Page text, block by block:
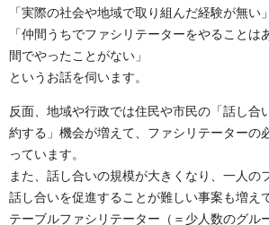
「実際の社会や地域で取り組んだ経験が無い」
「仲間うちでファシリテーターをやることは
間でやったことがない」
というお話を伺います。
反面、地域や行政では住民や市民の「話し合
約する」機会が増えて、ファシリテーターの
っています。
また、話し合いの規模が大きくなり、一人の
話し合いを促進することが難しい事案も増え
テーブルファシリテーター（＝少人数のグル